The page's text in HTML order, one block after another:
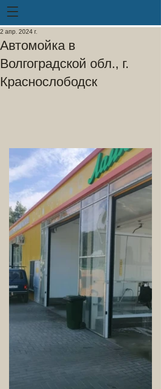
Автомойка в
Волгоградской обл., г.
Краснослободск
2 апр. 2024 г.